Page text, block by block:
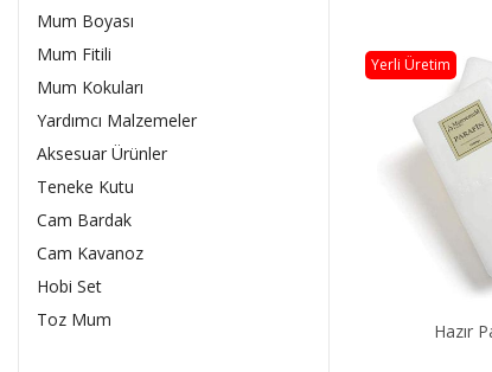
Mum Boyası
Mum Fitili
Mum Kokuları
Yardımcı Malzemeler
Aksesuar Ürünler
Teneke Kutu
Cam Bardak
Cam Kavanoz
Hobi Set
Toz Mum
Hazır
Yerli Üretim